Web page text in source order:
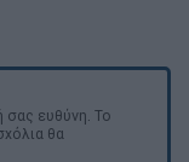
σας ευθύνη. Το
θα